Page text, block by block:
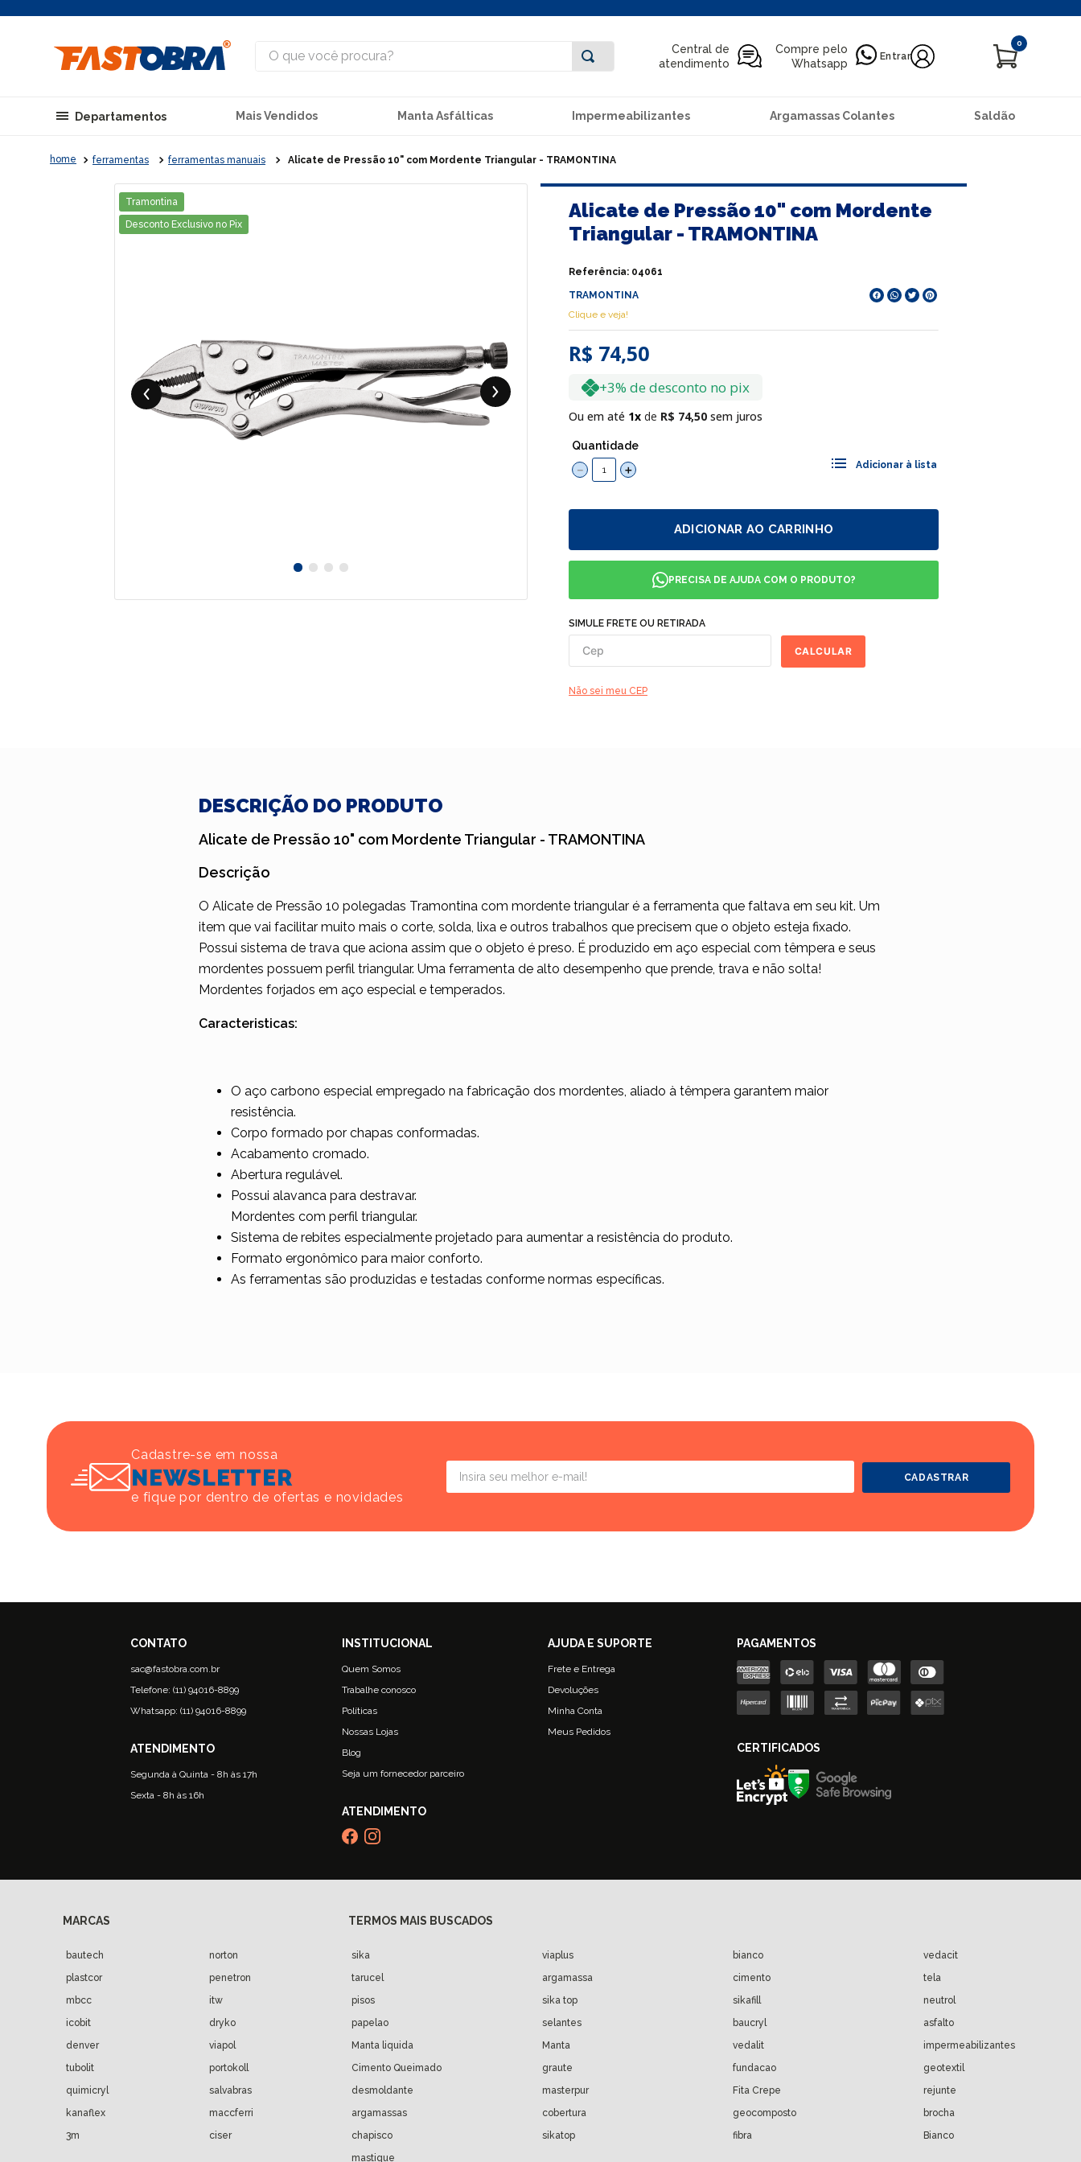
O que você procura?
Central de
atendimento
Compre pelo
Whatsapp
Entrar
0
Departamentos Mais Vendidos Manta Asfálticas Impermeabilizantes Argamassas Colantes Saldão
ferramentas ferramentas manuais Alicate de Pressão 10" com Mordente Triangular - TRAMONTINA
Tramontina
Desconto Exclusivo no Pix
Alicate de Pressão 10" com Mordente
Triangular - TRAMONTINA
Referência: 04061
TRAMONTINA
Clique e veja!
R$ 74,50
+3% de desconto no pix
Ou em até 1 R$ 74,50 sem juros
Quantidade
＋
－
ADICIONAR AO CARRINHO
PRECISA DE AJUDA COM O PRODUTO?
SIMULE FRETE OU RETIRADA
CALCULAR
Não sei meu CEP
DESCRIÇÃO DO PRODUTO
Alicate de Pressão 10" com Mordente Triangular - TRAMONTINA
Descrição
O Alicate de Pressão 10 polegadas Tramontina com mordente triangular é a ferramenta que faltava em seu kit. Um
item que vai facilitar muito mais o corte, solda, lixa e outros trabalhos que precisem que o objeto esteja fixado.
Possui sistema de trava que aciona assim que o objeto é preso. É produzido em aço especial com têmpera e seus
mordentes possuem perfil triangular. Uma ferramenta de alto desempenho que prende, trava e não solta!
Mordentes forjados em aço especial e temperados.
Caracteristicas:
O aço carbono especial empregado na fabricação dos mordentes, aliado à têmpera garantem maior
resistência.
Corpo formado por chapas conformadas.
Acabamento cromado.
Abertura regulável.
Possui alavanca para destravar.
Mordentes com perfil triangular.
Sistema de rebites especialmente projetado para aumentar a resistência do produto.
Formato ergonômico para maior conforto.
As ferramentas são produzidas e testadas conforme normas específicas.
Cadastre-se em nossa
NEWSLETTER
e fique por dentro de ofertas e novidades
CADASTRAR
sac@fastobra.com.br
Telefone: (11) 94016-8899
Whatsapp: (11) 94016-8899
Segunda à Quinta - 8h às 17h
Sexta - 8h às 16h
Quem Somos
Trabalhe conosco
Políticas
Nossas Lojas
Blog
Seja um fornecedor parceiro
Frete e Entrega
Devoluções
Minha Conta
Meus Pedidos
bautech
norton
plastcor
penetron
mbcc
itw
icobit
dryko
denver
viapol
tubolit
portokoll
quimicryl
salvabras
kanaflex
maccferri
3m
ciser
sika viaplus bianco
vedacit
tarucel
argamassa cimento
tela
pisos
sika top sikafill
neutrol
papelao
selantes baucryl
asfalto
Manta liquida
Manta vedalit
impermeabilizantes
Cimento Queimado
graute fundacao
geotextil
desmoldante
masterpur Fita Crepe
rejunte
argamassas
cobertura geocomposto
brocha
chapisco
sikatop fibra
Bianco
mastique